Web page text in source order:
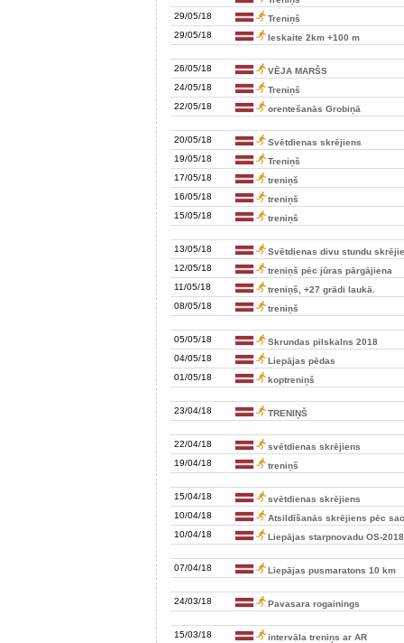
29/05/18
Treniņš
29/05/18
Ieskaite 2km +100 m
26/05/18
VĒJA MARŠS
24/05/18
Treniņš
22/05/18
orentešanās Grobiņā
20/05/18
Svētdienas skrējiens
19/05/18
Treniņš
17/05/18
treniņš
16/05/18
treniņš
15/05/18
treniņš
13/05/18
Svētdienas divu stundu
12/05/18
treniņš pēc jūras pārgājiena
11/05/18
treniņš, +27 grādi laukā.
08/05/18
treniņš
05/05/18
Skrundas pilskalns 2018
04/05/18
Liepājas pēdas
01/05/18
koptreniņš
23/04/18 TRENIŅŠ
22/04/18
svētdienas skrējiens
19/04/18
treniņš
15/04/18
svētdienas skrējiens
10/04/18
Atsildīšanās skrējiens pēc
10/04/18
Liepājas starpnovadu OS-
07/04/18 Liepājas pusmaratons 10 km
24/03/18 Pavasara rogainings
15/03/18
intervāla treniņs ar AR